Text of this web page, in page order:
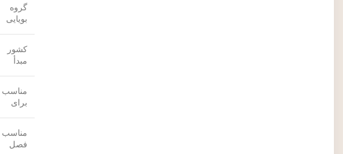
گروه
بویایی
کشور
مبدأ
مناسب
برای
مناسب
فصل